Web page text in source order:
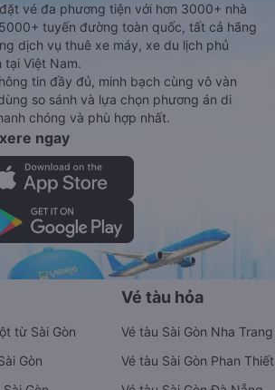
vé đa phương tiện với hơn 3000+ nhà
tuyến đường toàn quốc, tất cả hãng
dịch vụ thuê xe máy, xe du lịch phủ
tại Việt Nam.
tin đầy đủ, minh bạch cùng vô vàn
so sánh và lựa chọn phương án di
chóng và phù hợp nhất.
ngay
từ Sài Gòn
Gòn
Vé tàu hỏa
Vé tàu Sài Gòn Nha Trang
Vé tàu Sài Gòn Phan Thiết